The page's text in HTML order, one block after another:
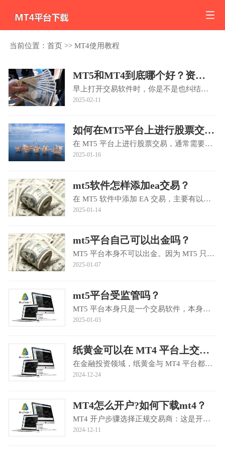
当前位置：首页 >>MT4使用教程
MT5和MT4到底哪个好？资深交易员揭秘5个关键抉择点
早上打开交易软件时，你是不是也纠结过该用MT4还是升级到MT5？去年有个外汇新手朋友，刚开户就误把MT5当成了MT4的更新版本，结果发现EA脚本全部失效，差点错过一波黄金行情。今天我们就用最接地气的方式，拆解这两个···
2025-02-11
如何在MT5平台上进行股票交易？
在 MT5 平台上进行股票交易，通常需要以下步骤：选择合适的经纪商并开户选择经纪商：选择一家受正规监管且信誉良好的经纪商，如英国 FCA、澳洲 ASIC 等监管的平台，可参考ATFX等知名经纪商。开设账户：访问所选经纪商···
2025-01-16
mt5软件怎样添加ea交易？
在 MT5 软件中添加 EA 交易，主要有以下几种方法：使用 MT5 自带的 EA 市场登录 MT5 账户：打开 MT5 软件，输入账号和密码登录到您的交易账户。进入市场栏目：在 MT5 平台的导航栏或菜单中找到 “市场” 选项并点击进···
2025-01-14
mt5平台自己可以出金吗？
MT5 平台本身不可以出金。因为 MT5 只是一款交易软件，相当于中介，并不具备出金的功能。出金通常需要通过与 MT5 软件连接的经纪商的后台系统来操作，具体步骤一般如下：登录经纪商账户后台：通常需要通过经纪商提供···
2025-01-07
mt5平台受监管吗？
MT5 平台本身只是一个交易软件，本身不受监管，但使用 MT5 软件的经纪商需要受到监管13.以下是一些常见的对经纪商进行监管的权威机构：英国金融行为监管局（FCA）：在国际金融监管领域具有较高的权威性和严格性，对金···
2025-01-03
纸黄金可以在 MT4 平台上交易吗？
在金融投资领域，纸黄金与 MT4 平台都备受投资者关注。那么，纸黄金是否可以在 MT4 平台上交易呢？首先要明确纸黄金的性质。纸黄金是一种个人凭证式黄金，投资者按银行报价在账面上买卖 “虚拟” 黄金，通过把握国际···
2024-12-24
MT4怎么开户?如何下载mt4？
MT4 开户步骤选择正规交易商：这是开户的关键第一步。需综合考虑交易商的监管资质，如是否受美国的 NFA、英国的 FCA 或澳大利亚的 ASIC 等权威机构监管；市场声誉，可通过查看用户评价、行业口碑等来了解；交易成本，···
2024-12-11